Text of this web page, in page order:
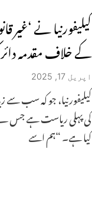
کیلیفورنیا نے ‘غیر
کے خلاف مقدمہ دائر
اپریل 17, 2025
کیلیفورنیا، جو کہ سب سے
کی پہلی ریاست ہے جس نے
کیا ہے۔ “ہم اسے